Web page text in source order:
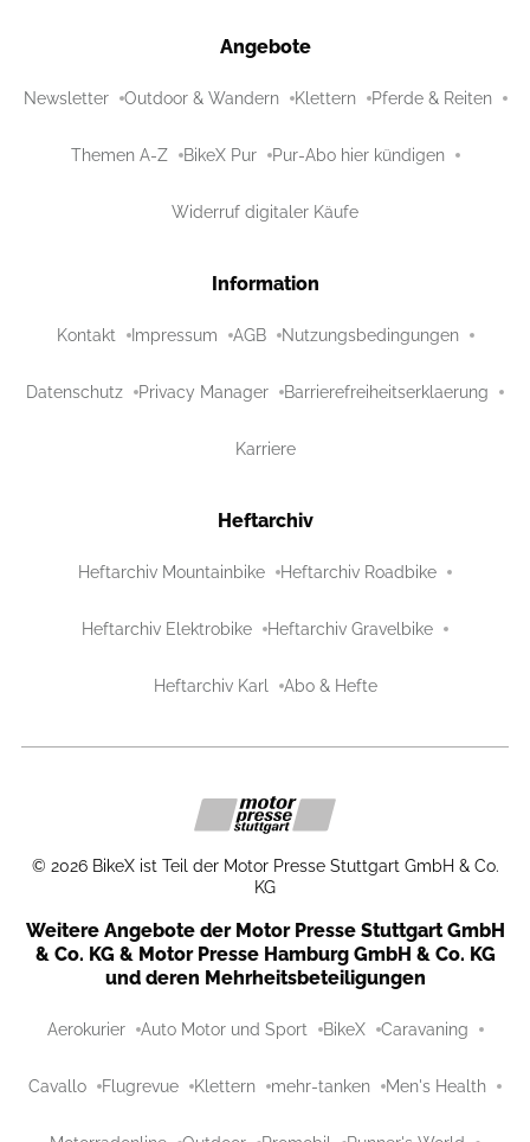
Angebote
Newsletter Outdoor & Wandern Klettern Pferde & Reiten
Themen A-Z BikeX Pur Pur-Abo hier kündigen
Widerruf digitaler Käufe
Information
Kontakt Impressum AGB Nutzungsbedingungen
Datenschutz Privacy Manager Barrierefreiheitserklaerung
Karriere
Heftarchiv
Heftarchiv Mountainbike Heftarchiv Roadbike
Heftarchiv Elektrobike Heftarchiv Gravelbike
Heftarchiv Karl Abo & Hefte
© 2026 BikeX ist Teil der Motor Presse Stuttgart GmbH & Co.
KG
Weitere Angebote der Motor Presse Stuttgart GmbH
& Co. KG & Motor Presse Hamburg GmbH & Co. KG
und deren Mehrheitsbeteiligungen
Aerokurier Auto Motor und Sport BikeX Caravaning
Cavallo Flugrevue Klettern mehr-tanken Men's Health